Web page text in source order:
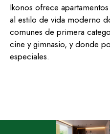
Ikonos ofrece
al estilo de vida moderno
comunes de primera
cine y gimnasio, y donde
especiales.